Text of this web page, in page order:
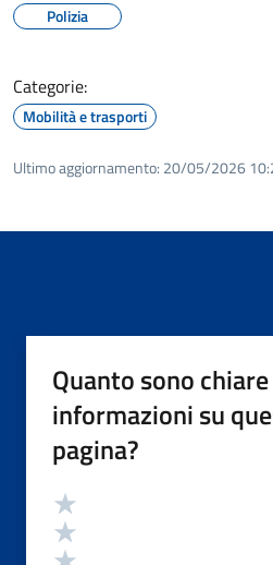
Polizia
Categorie:
Mobilità e trasporti
Ultimo aggiornamento: 20/05/2026
Quanto sono
informazioni su
pagina?
Valutazione